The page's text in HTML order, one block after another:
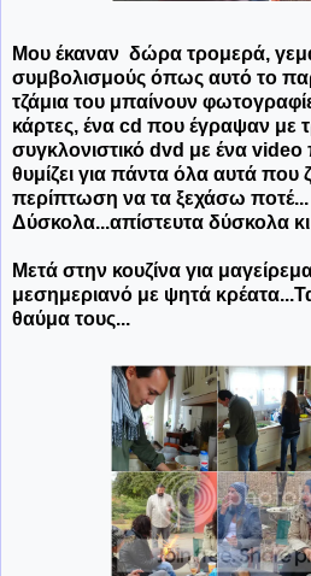
Μου έκαναν δώρα τρομερά,
συμβολισμούς όπως αυτό το
τζάμια του μπαίνουν
κάρτες, ένα cd που έγραψαν με
συγκλονιστικό dvd με ένα video
θυμίζει για πάντα όλα αυτά που
περίπτωση να τα ξεχάσω ποτέ...
Δύσκολα...απίστευτα δύσκολα
Μετά στην κουζίνα για
μεσημεριανό με ψητά
θαύμα τους...